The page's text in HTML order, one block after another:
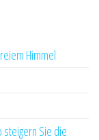
Himmel
steigern Sie die